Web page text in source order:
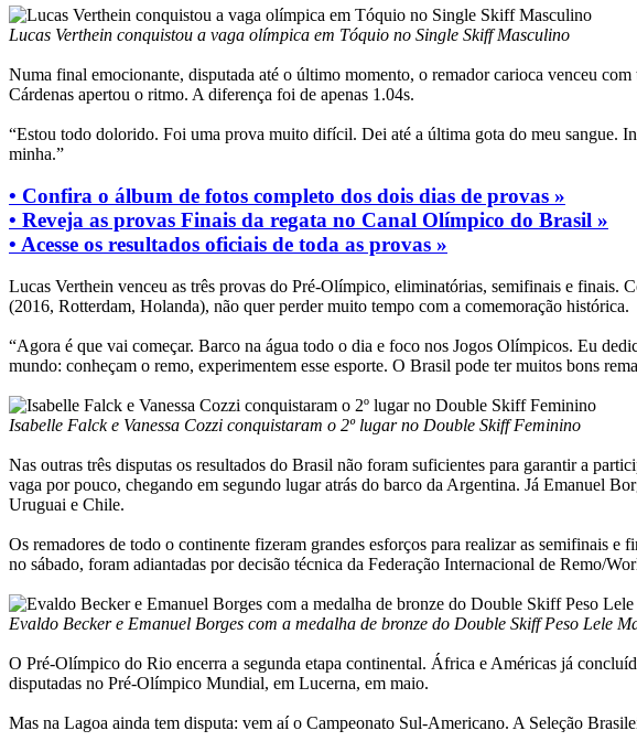
Lucas Verthein conquistou a vaga olímpica em Tóquio no Single Skiff Masculino
Numa final emocionante, disputada até o último momento, o remador carioca venceu
Cárdenas apertou o ritmo. A diferença foi de apenas 1.04s.
“Estou todo dolorido. Foi uma prova muito difícil. Dei até a última gota do meu sangue.
minha.”
• Confira o álbum de fotos completo dos dois dias de provas »
• Reveja as provas Finais da regata no Canal Olímpico do Brasil »
• Acesse os resultados oficiais de toda as provas »
Lucas Verthein venceu as três provas do Pré-Olímpico, eliminatórias, semifinais e
(2016, Rotterdam, Holanda), não quer perder muito tempo com a comemoração histórica.
“Agora é que vai começar. Barco na água todo o dia e foco nos Jogos Olímpicos. Eu
mundo: conheçam o remo, experimentem esse esporte. O Brasil pode ter muitos bons
Isabelle Falck e Vanessa Cozzi conquistaram o 2º lugar no Double Skiff Feminino
Nas outras três disputas os resultados do Brasil não foram suficientes para garantir a
vaga por pouco, chegando em segundo lugar atrás do barco da Argentina. Já Emanuel
Uruguai e Chile.
Os remadores de todo o continente fizeram grandes esforços para realizar as semifinais
no sábado, foram adiantadas por decisão técnica da Federação Internacional de Remo/
Evaldo Becker e Emanuel Borges com a medalha de bronze do Double Skiff Peso Lele
O Pré-Olímpico do Rio encerra a segunda etapa continental. África e Américas já
disputadas no Pré-Olímpico Mundial, em Lucerna, em maio.
Mas na Lagoa ainda tem disputa: vem aí o Campeonato Sul-Americano. A Seleção